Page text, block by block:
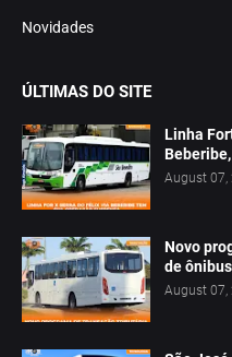
Novidades
ÚLTIMAS DO SITE
Linha
August 07,
Novo
de
August 07,